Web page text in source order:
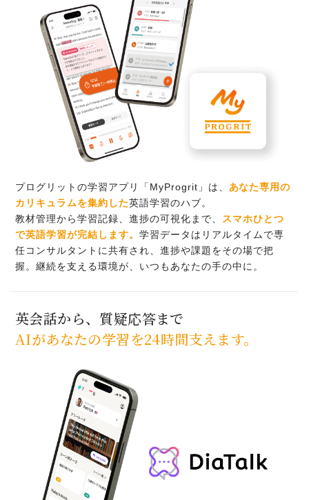
プログリットの学習アプリ「MyProgrit」は、 あなた専用の
カリキュラムを集約した英語学習のハブ。
教材管理から学習記録、進捗の可視化まで、
スマホひとつ
で英語学習が完結します。 学習データはリアルタイムで専
任コンサルタントに共有され、進捗や課題をその場で把
握。継続を支える環境が、いつもあなたの手の中に。
英会話から、質疑応答まで
AIがあなたの学習を24時間支えます。